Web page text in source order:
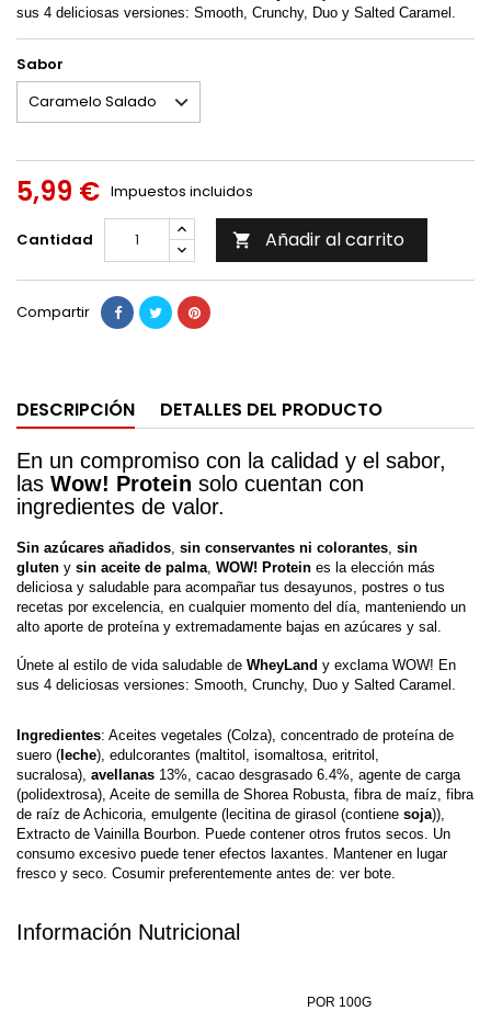
sus 4 deliciosas versiones: Smooth, Crunchy, Duo y Salted Caramel.
Sabor
5,99 € Impuestos incluidos
Cantidad  Añadir al carrito
Compartir
DESCRIPCIÓN DETALLES DEL PRODUCTO
En un compromiso con la calidad y el sabor,
las Wow! Protein solo cuentan con
ingredientes de valor.
Sin azúcares añadidos sin conservantes ni colorantes sin
gluten y sin aceite de palma WOW! Protein es la elección más
deliciosa y saludable para acompañar tus desayunos, postres o tus
recetas por excelencia, en cualquier momento del día, manteniendo un
alto aporte de proteína y extremadamente bajas en azúcares y sal.
Únete al estilo de vida saludable de WheyLand y exclama WOW! En
sus 4 deliciosas versiones: Smooth, Crunchy, Duo y Salted Caramel.
Ingredientes: Aceites vegetales (Colza), concentrado de proteína de
suero (leche), edulcorantes (maltitol, isomaltosa, eritritol,
sucralosa), avellanas 13%, cacao desgrasado 6.4%, agente de carga
(polidextrosa), Aceite de semilla de Shorea Robusta, fibra de maíz, fibra
de raíz de Achicoria, emulgente (lecitina de girasol (contiene soja)),
Extracto de Vainilla Bourbon. Puede contener otros frutos secos. Un
consumo excesivo puede tener efectos laxantes. Mantener en lugar
fresco y seco. Cosumir preferentemente antes de: ver bote.
Información Nutricional
POR 100G